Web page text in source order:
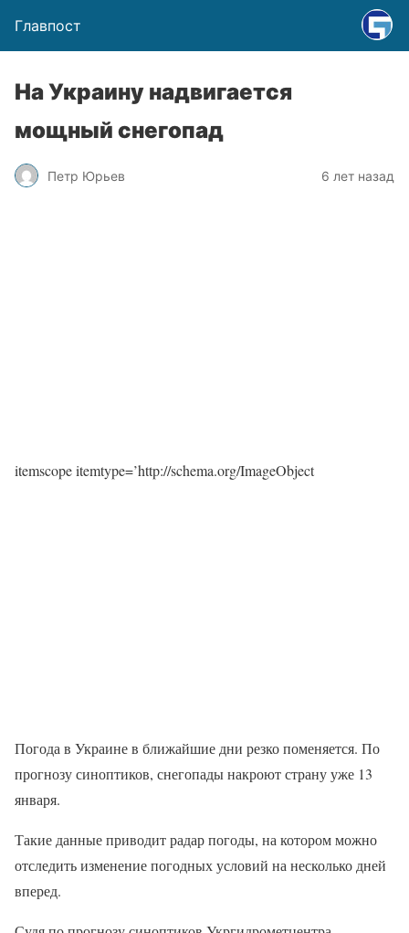
Главпост
На Украину надвигается
мощный снегопад
Петр Юрьев 6 лет назад
itemscope itemtype=’http://schema.org/ImageObject
Погода в Украине в ближайшие дни резко поменяется. По
прогнозу синоптиков, снегопады накроют страну уже 13
января.
Такие данные приводит радар погоды, на котором можно
отследить изменение погодных условий на несколько дней
вперед.